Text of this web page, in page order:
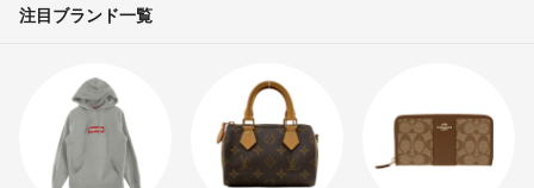
注目ブランド一覧